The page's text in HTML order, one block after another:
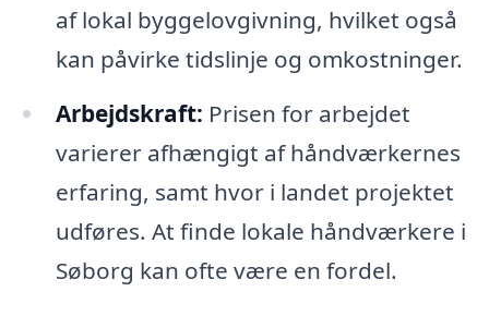
af lokal byggelovgivning, hvilket også
kan påvirke tidslinje og omkostninger.
Arbejdskraft: Prisen for arbejdet
varierer afhængigt af håndværkernes
erfaring, samt hvor i landet projektet
udføres. At finde lokale håndværkere i
Søborg kan ofte være en fordel.